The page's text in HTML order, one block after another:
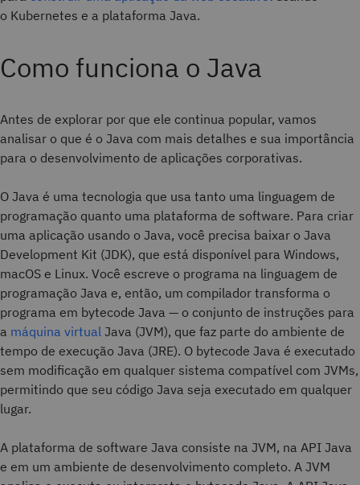
o Kubernetes e a plataforma Java.
Como funciona o Java
Antes de explorar por que ele continua popular, vamos
analisar o que é o Java com mais detalhes e sua importância
para o desenvolvimento de aplicações corporativas.
O Java é uma tecnologia que usa tanto uma linguagem de
programação quanto uma plataforma de software. Para criar
uma aplicação usando o Java, você precisa baixar o Java
Development Kit (JDK), que está disponível para Windows,
macOS e Linux. Você escreve o programa na linguagem de
programação Java e, então, um compilador transforma o
programa em bytecode Java — o conjunto de instruções para
a máquina virtual Java (JVM), que faz parte do ambiente de
tempo de execução Java (JRE). O bytecode Java é executado
sem modificação em qualquer sistema compatível com JVMs,
permitindo que seu código Java seja executado em qualquer
lugar.
A plataforma de software Java consiste na JVM, na API Java
e em um ambiente de desenvolvimento completo. A JVM